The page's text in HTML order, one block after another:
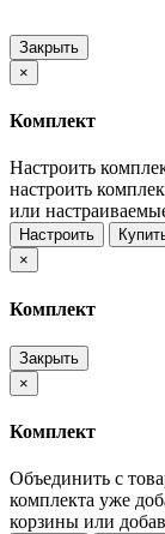
Закрыть
×
Комплект
Настроить
настроить
или
Настроить
×
Комплект
Закрыть
×
Комплект
Объединить с
комплекта уже
корзины или